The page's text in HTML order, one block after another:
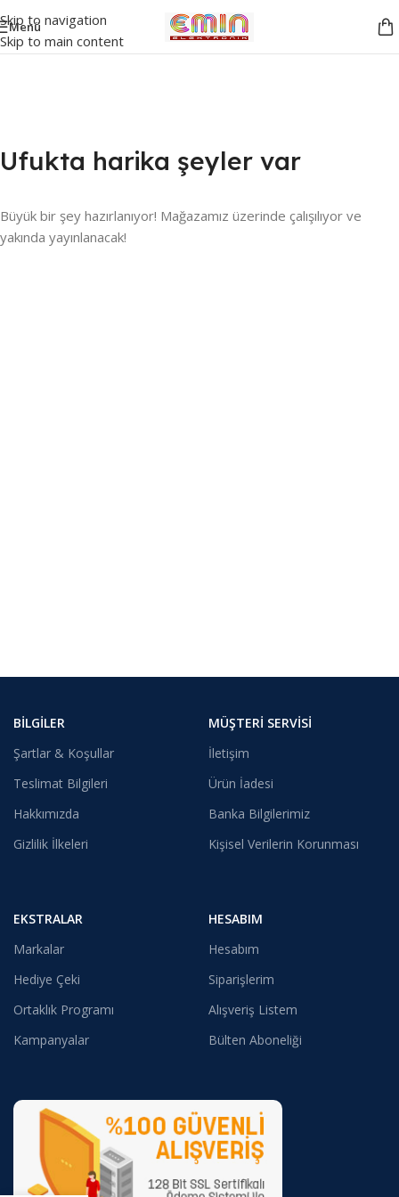
Skip to navigation
Skip to main content
Menü
Ufukta harika şeyler var
Büyük bir şey hazırlanıyor! Mağazamız üzerinde çalışılıyor ve
yakında yayınlanacak!
BILGILER
Şartlar & Koşullar
Teslimat Bilgileri
Hakkımızda
Gizlilik İlkeleri
MÜŞTERI SERVISI
İletişim
Ürün İadesi
Banka Bilgilerimiz
Kişisel Verilerin Korunması
EKSTRALAR
Markalar
Hediye Çeki
Ortaklık Programı
Kampanyalar
HESABIM
Hesabım
Siparişlerim
Alışveriş Listem
Bülten Aboneliği